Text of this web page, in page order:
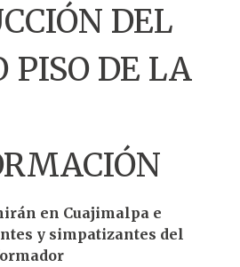
DEL
PISO DE LA
en Cuajimalpa e
y simpatizantes del